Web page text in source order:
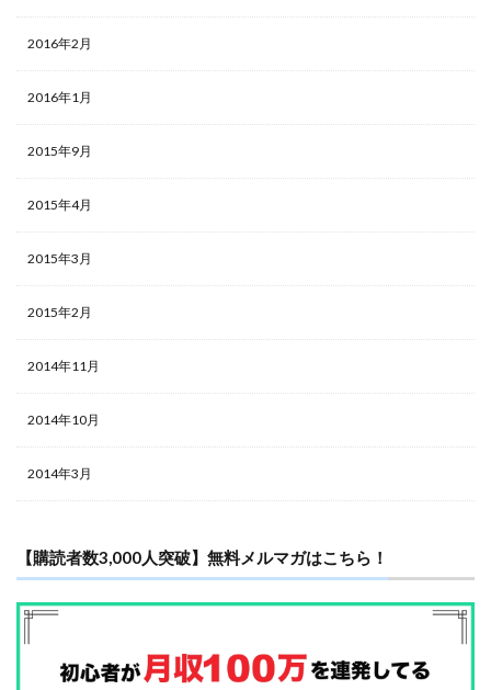
2016年2月
2016年1月
2015年9月
2015年4月
2015年3月
2015年2月
2014年11月
2014年10月
2014年3月
【購読者数3,000人突破】無料メルマガはこちら！